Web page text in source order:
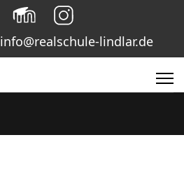
info@realschule-lindlar.de